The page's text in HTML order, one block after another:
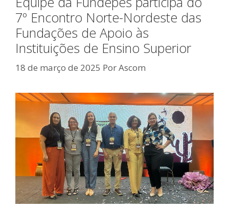
7º Encontro Norte-Nordeste das
Fundações de Apoio às
Instituições de Ensino Superior
18 de março de 2025 PorAscom